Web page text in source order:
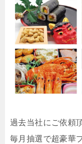
過去当社にご依頼
毎月抽選で超豪華